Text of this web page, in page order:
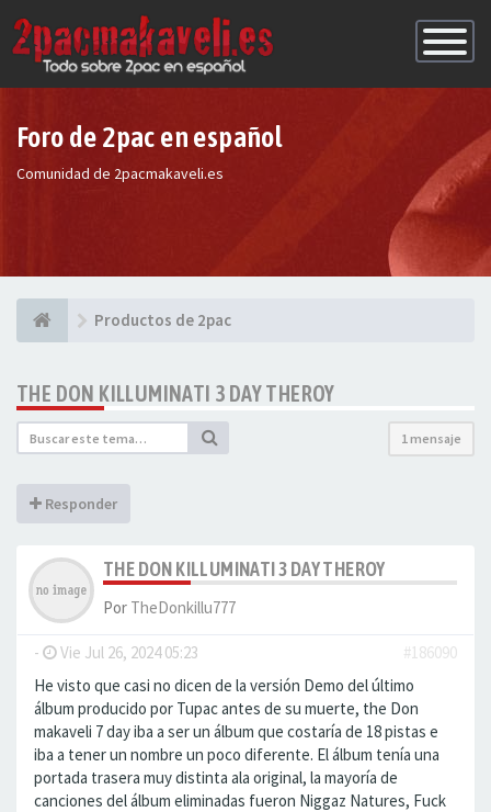
de
Foro de 2pac en español
Comunidad de 2pacmakaveli.es
Productos de 2pac
THE DON KILLUMINATI 3 DAY THEROY
1 mensaje
Responder
THE DON KILLUMINATI 3 DAY THEROY
Por TheDonkillu777
- Vie Jul 26, 2024 05:23
#186090
He visto que casi no dicen de la versión Demo del último
álbum producido por Tupac antes de su muerte, the Don
makaveli 7 day iba a ser un álbum que costaría de 18 pistas e
iba a tener un nombre un poco diferente. El álbum tenía una
portada trasera muy distinta ala original, la mayoría de
canciones del álbum eliminadas fueron Niggaz Natures, Fuck